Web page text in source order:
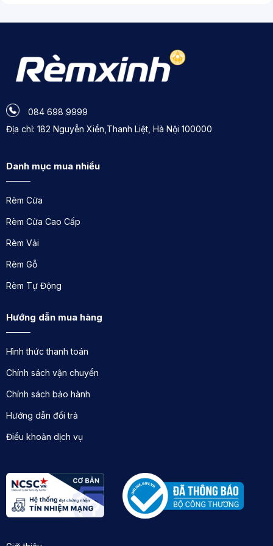
Mành Roman xanh lá cây mát mẻ: Màu xanh lá cây
thích hợp cho môi trường làm việc tràn đầy năng
lượng.
việc màu xanh phù hợp với phong cách và mục đích
Cam kết của Rèm Xinh về mành roman đẹp
cửa sổ phòng làm việc màu xanh
Rèm Xinh cam kết cung cấp mành roman đẹp cho
084 698 9999
Địa chỉ: 182 Nguyễn Xiển,Thanh Liệt, Hà Nội 100000
Danh mục mua nhiều
Rèm Cửa
Rèm Cửa Cao Cấp
Rèm Vải
Rèm Gỗ
Rèm Tự Động
Hướng dẫn mua hàng
Hình thức thanh toán
Chính sách vận chuyển
Chính sách bảo hành
Hướng dẫn đổi trả
Điều khoản dịch vụ